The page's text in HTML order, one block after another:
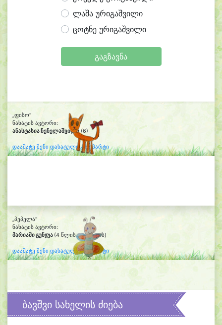
ლაშა ურიგაშვილი
ცოტნე ურიგაშვილი
გაგზავნა
„ფისო“
ნახატის ავტორი:
ანასტასია ჩეჩელაშვილი(6)
დაამატე შენი დახატული კლიპარტი
„პეპელა“
ნახატის ავტორი:
მარიამი გუნჯუა (4 წლის და 8 თვის)
დაამატე შენი დახატული კლიპარტი
ბავშვი სახელის ძიება